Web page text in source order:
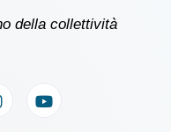
della collettività